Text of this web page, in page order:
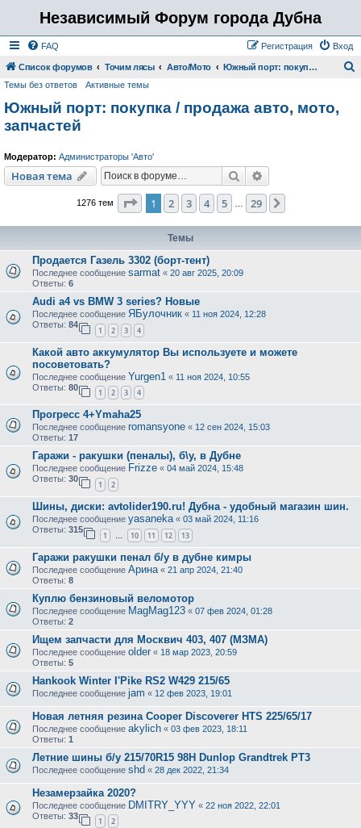
Независимый Форум города Дубна
FAQ Вход
Регистрация
Список форумов Точим лясы Авто/Мото Южный порт: покупка / продажа авто, мото, запчастей
Темы без ответов Активные темы
Южный порт: покупка / продажа авто, мото,
запчастей
Модератор: Администраторы 'Авто'
Новая тема Поиск
1276 тем Страница из 29
1 2 3 4 5 29
Темы
Продается Газель 3302 (борт-тент)
Последнее сообщение sarmat « 20 авг 2025, 20:09
Ответы: 6
Audi a4 vs BMW 3 series? Новые
Последнее сообщение ЯБулочник « 11 ноя 2024, 12:28
Ответы: 84
1 2 3 4
Какой авто аккумулятор Вы используете и можете
посоветовать?
Последнее сообщение Yurgen1 « 11 ноя 2024, 10:55
Ответы: 80
1 2 3 4
Прогресс 4+Ymaha25
Последнее сообщение romansyone « 12 сен 2024, 15:03
Ответы: 17
Гаражи - ракушки (пеналы), б\у, в Дубне
Последнее сообщение Frizze « 04 май 2024, 15:48
Ответы: 30
1 2
Шины, диски: avtolider190.ru! Дубна - удобный магазин шин.
Последнее сообщение yasaneka « 03 май 2024, 11:16
Ответы: 315
1 … 10 11 12 13
Гаражи ракушки пенал б/у в дубне кимры
Последнее сообщение Арина « 21 апр 2024, 21:40
Ответы: 8
Куплю бензиновый веломотор
Последнее сообщение MagMag123 « 07 фев 2024, 01:28
Ответы: 2
Ищем запчасти для Москвич 403, 407 (МЗМА)
Последнее сообщение older « 18 мар 2023, 20:59
Ответы: 5
Hankook Winter I'Pike RS2 W429 215/65
Последнее сообщение jam « 12 фев 2023, 19:01
Новая летняя резина Cooper Discoverer HTS 225/65/17
Последнее сообщение akylich « 03 фев 2023, 18:11
Ответы: 1
Летние шины б/у 215/70R15 98H Dunlop Grandtrek PT3
Последнее сообщение shd « 28 дек 2022, 21:34
Незамерзайка 2020?
Последнее сообщение DMITRY_YYY « 22 ноя 2022, 22:01
Ответы: 33
1 2